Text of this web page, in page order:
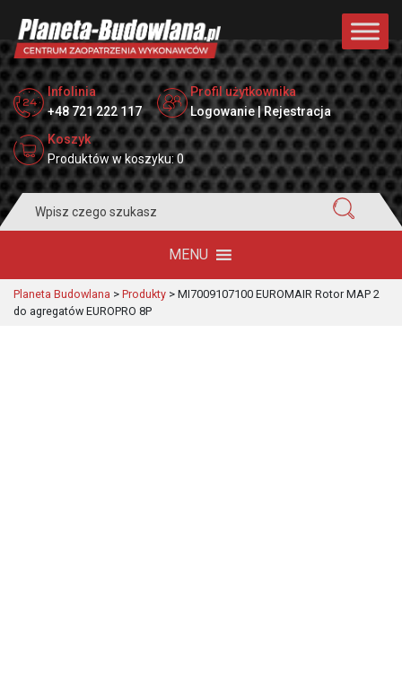
Infolinia
+48 721 222 117
Profil użytkownika
Logowanie | Rejestracja
Koszyk
Produktów w koszyku: 0
for:
MENU
Planeta Budowlana > Produkty > MI7009107100 EUROMAIR Rotor MAP 2
do agregatów EUROPRO 8P